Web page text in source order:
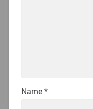
Name*